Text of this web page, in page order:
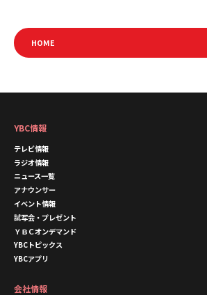
HOME
YBC情報
テレビ情報
ラジオ情報
ニュース一覧
アナウンサー
イベント情報
試写会・プレゼント
ＹＢＣオンデマンド
YBCトピックス
YBCアプリ
会社情報